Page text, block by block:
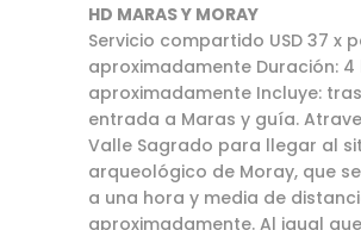
HD MARAS Y MORAY
Servicio compartido USD 37 x
aproximadamente Duración: 4
aproximadamente Incluye:
entrada a Maras y guía.
Valle Sagrado para llegar al
arqueológico de Moray, que
a una hora y media de
aproximadamente. Al igual